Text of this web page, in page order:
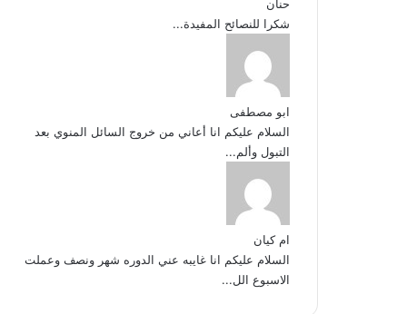
حنان
شكرا للنصائح المفيدة...
ابو مصطفى
السلام عليكم انا أعاني من خروج السائل المنوي بعد
التبول وألم...
ام كيان
السلام عليكم انا غايبه عني الدوره شهر ونصف وعملت
الاسبوع الل...